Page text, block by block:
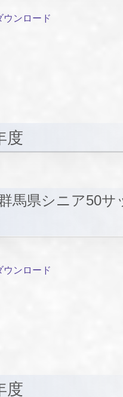
ンロード
度
馬県シニア50サ
ンロード
度